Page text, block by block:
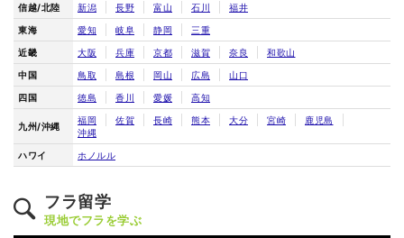
信越/北陸 新潟 長野 富山 石川 福井
東海 愛知 岐阜 静岡 三重
近畿 大阪 兵庫 京都 滋賀 奈良 和歌山
中国 鳥取 島根 岡山 広島 山口
四国 徳島 香川 愛媛 高知
九州/沖縄
福岡 佐賀 長崎 熊本 大分 宮崎
鹿児島
沖縄
ハワイ ホノルル
フラ留学
現地でフラを学ぶ